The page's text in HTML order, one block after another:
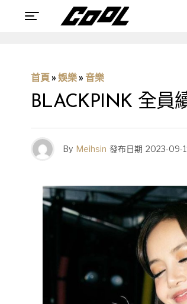
首頁 » 娛樂 » 音樂
BLACKPINK 全員
By Meihsin 發布日期 2023-09-